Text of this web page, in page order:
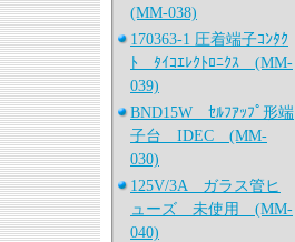
(MM-038)
170363-1 圧着端子ｺﾝﾀｸ
ﾄ ﾀｲｺｴﾚｸﾄﾛﾆｸｽ (MM-
039)
BND15W ｾﾙﾌｱｯﾌﾟ形端
子台 IDEC (MM-
030)
125V/3A ガラス管ヒ
ューズ 未使用 (MM-
040)